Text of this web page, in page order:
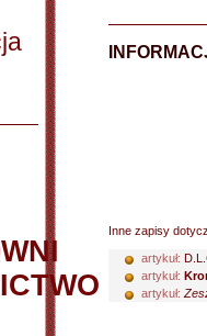
Inne zapisy
artykuł:
artykuł:
artykuł: